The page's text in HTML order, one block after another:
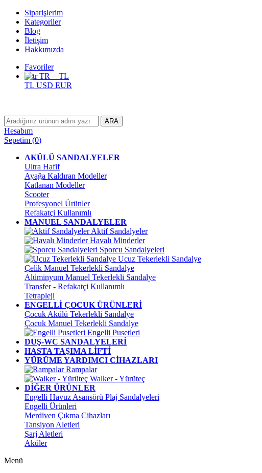
Siparişlerim
Kategoriler
Blog
İletişim
Hakkımızda
Favoriler
TR − TL
TL USD EUR
ARA
Hesabım
Sepetim (0)
AKÜLÜ SANDALYELER
Ultra Hafif
Ayağa Kaldıran Modeller
Katlanan Modeller
Scooter
Profesyonel Ürünler
Refakatçi Kullanımlı
MANUEL SANDALYELER
Aktif Sandalyeler
Havalı Minderler
Sporcu Sandalyeleri
Ucuz Tekerlekli Sandalye
Çelik Manuel Tekerlekli Sandalye
Alüminyum Manuel Tekerlekli Sandalye
Transfer - Refakatçi Kullanımlı
Tetrapleji
ENGELLİ ÇOCUK ÜRÜNLERİ
Çocuk Akülü Tekerlekli Sandalye
Çocuk Manuel Tekerlekli Sandalye
Engelli Pusetleri
DUŞ-WC SANDALYELERİ
HASTA TAŞIMA LİFTİ
YÜRÜME YARDIMCI CİHAZLARI
Rampalar
Walker - Yürüteç
DİĞER ÜRÜNLER
Engelli Havuz Asansörü Plaj Sandalyeleri
Engelli Ürünleri
Merdiven Çıkma Cihazları
Tansiyon Aletleri
Şarj Aletleri
Aküler
Menü